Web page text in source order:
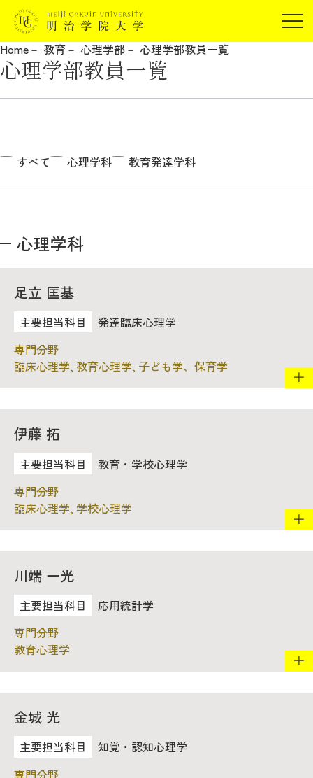
在学生の方
卒業生の方
地域・一般の方
受験生の方
在学生の方
卒業生の方
保証人の方
明治学院大学について
教育
研究
学生生活
キャリア
ボランティア
生涯学習・社会連携
入試情報サイト
MGグッズ オンラインショップ
（外部サイト）
Home 教育 心理学部 心理学部教員一覧
心理学部教員一覧
すべて 心理学科 教育発達学科
心理学科
足立 匡基
発達臨床心理学
臨床心理学, 教育心理学, 子ども学、保育学
伊藤 拓
教育・学校心理学
臨床心理学, 学校心理学
川端 一光
応用統計学
教育心理学
金城 光
知覚・認知心理学